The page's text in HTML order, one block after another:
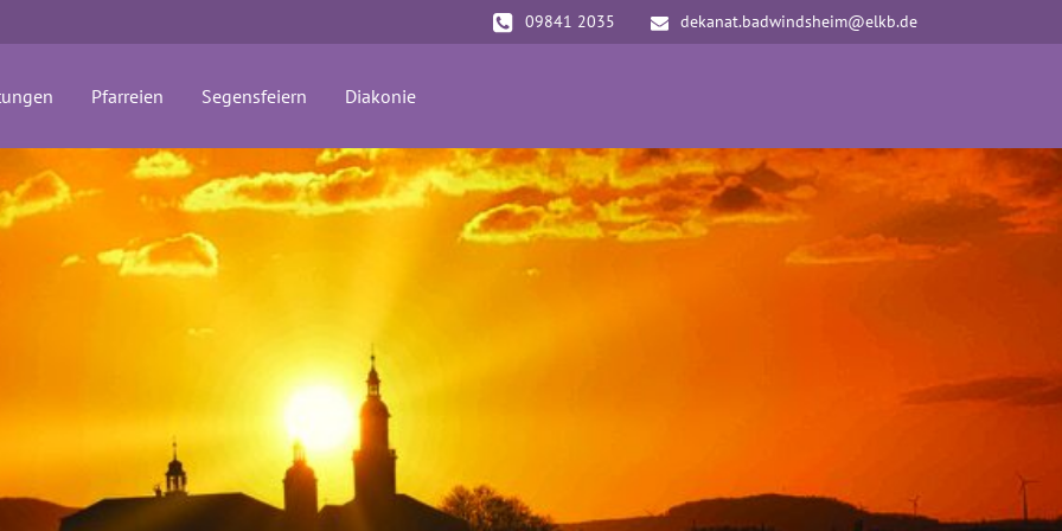
09841 2035 dekanat.badwindsheim@elkb.de
(current)Pfarreien Segensfeiern Diakonie